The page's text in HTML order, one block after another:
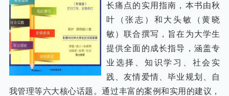
长痛点的实用指南，本书由秋
叶（张志）和大头敏（黄晓
敏）联合撰写，旨在为大学生
提供全面的成长指导，涵盖专
业选择、知识学习、社会实
践、友情爱情、毕业规划、自
我管理等六大核心话题。通过丰富的案例和实用的建议，